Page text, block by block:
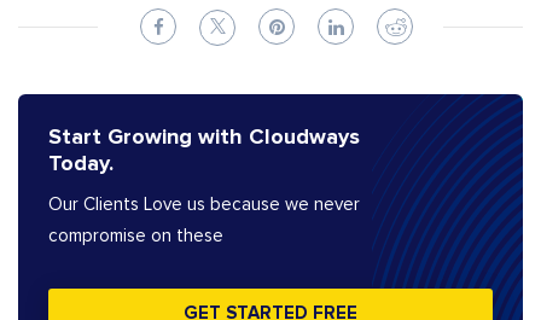
Start Growing with Cloudways
Today.
Our Clients Love us because we never
compromise on these
GET STARTED FREE